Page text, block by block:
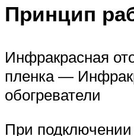
Принцип
Инфракрасная
пленка —
обогреватели
При подключении